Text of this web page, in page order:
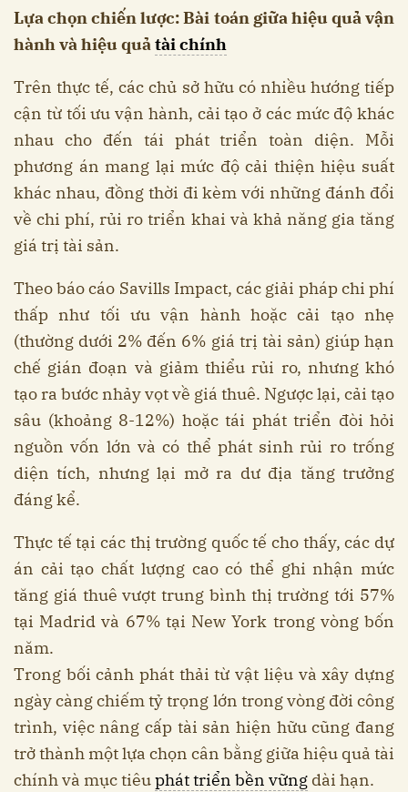
Lựa chọn chiến lược: Bài toán giữa hiệu quả vận
hành và hiệu quảtài chính
Trên thực tế, các chủ sở hữu có nhiều hướng tiếp
cận từ tối ưu vận hành, cải tạo ở các mức độ khác
nhau cho đến tái phát triển toàn diện. Mỗi
phương án mang lại mức độ cải thiện hiệu suất
khác nhau, đồng thời đi kèm với những đánh đổi
về chi phí, rủi ro triển khai và khả năng gia tăng
giá trị tài sản.
Theo báo cáo Savills Impact, các giải pháp chi phí
thấp như tối ưu vận hành hoặc cải tạo nhẹ
(thường dưới 2% đến 6% giá trị tài sản) giúp hạn
chế gián đoạn và giảm thiểu rủi ro, nhưng khó
tạo ra bước nhảy vọt về giá thuê. Ngược lại, cải tạo
sâu (khoảng 8-12%) hoặc tái phát triển đòi hỏi
nguồn vốn lớn và có thể phát sinh rủi ro trống
diện tích, nhưng lại mở ra dư địa tăng trưởng
đáng kể.
Thực tế tại các thị trường quốc tế cho thấy, các dự
án cải tạo chất lượng cao có thể ghi nhận mức
tăng giá thuê vượt trung bình thị trường tới 57%
tại Madrid và 67% tại New York trong vòng bốn
năm.
Trong bối cảnh phát thải từ vật liệu và xây dựng
ngày càng chiếm tỷ trọng lớn trong vòng đời công
trình, việc nâng cấp tài sản hiện hữu cũng đang
trở thành một lựa chọn cân bằng giữa hiệu quả tài
chính và mục tiêuphát triển bền vững dài hạn.